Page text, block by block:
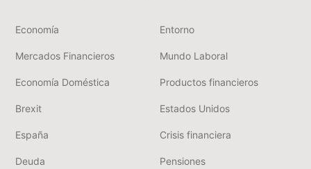
Economía Entorno
Mercados Financieros Mundo Laboral
Economía Doméstica Productos financieros
Brexit Estados Unidos
España Crisis financiera
Deuda Pensiones